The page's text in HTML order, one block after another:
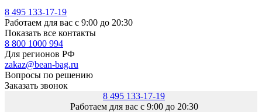
8 495 133-17-19
Работаем для вас с 9:00 до 20:30
Показать все контакты
8 800 1000 994
Для регионов РФ
zakaz@bean-bag.ru
Вопросы по решению
Заказать звонок
8 495 133-17-19
Работаем для вас с 9:00 до 20:30